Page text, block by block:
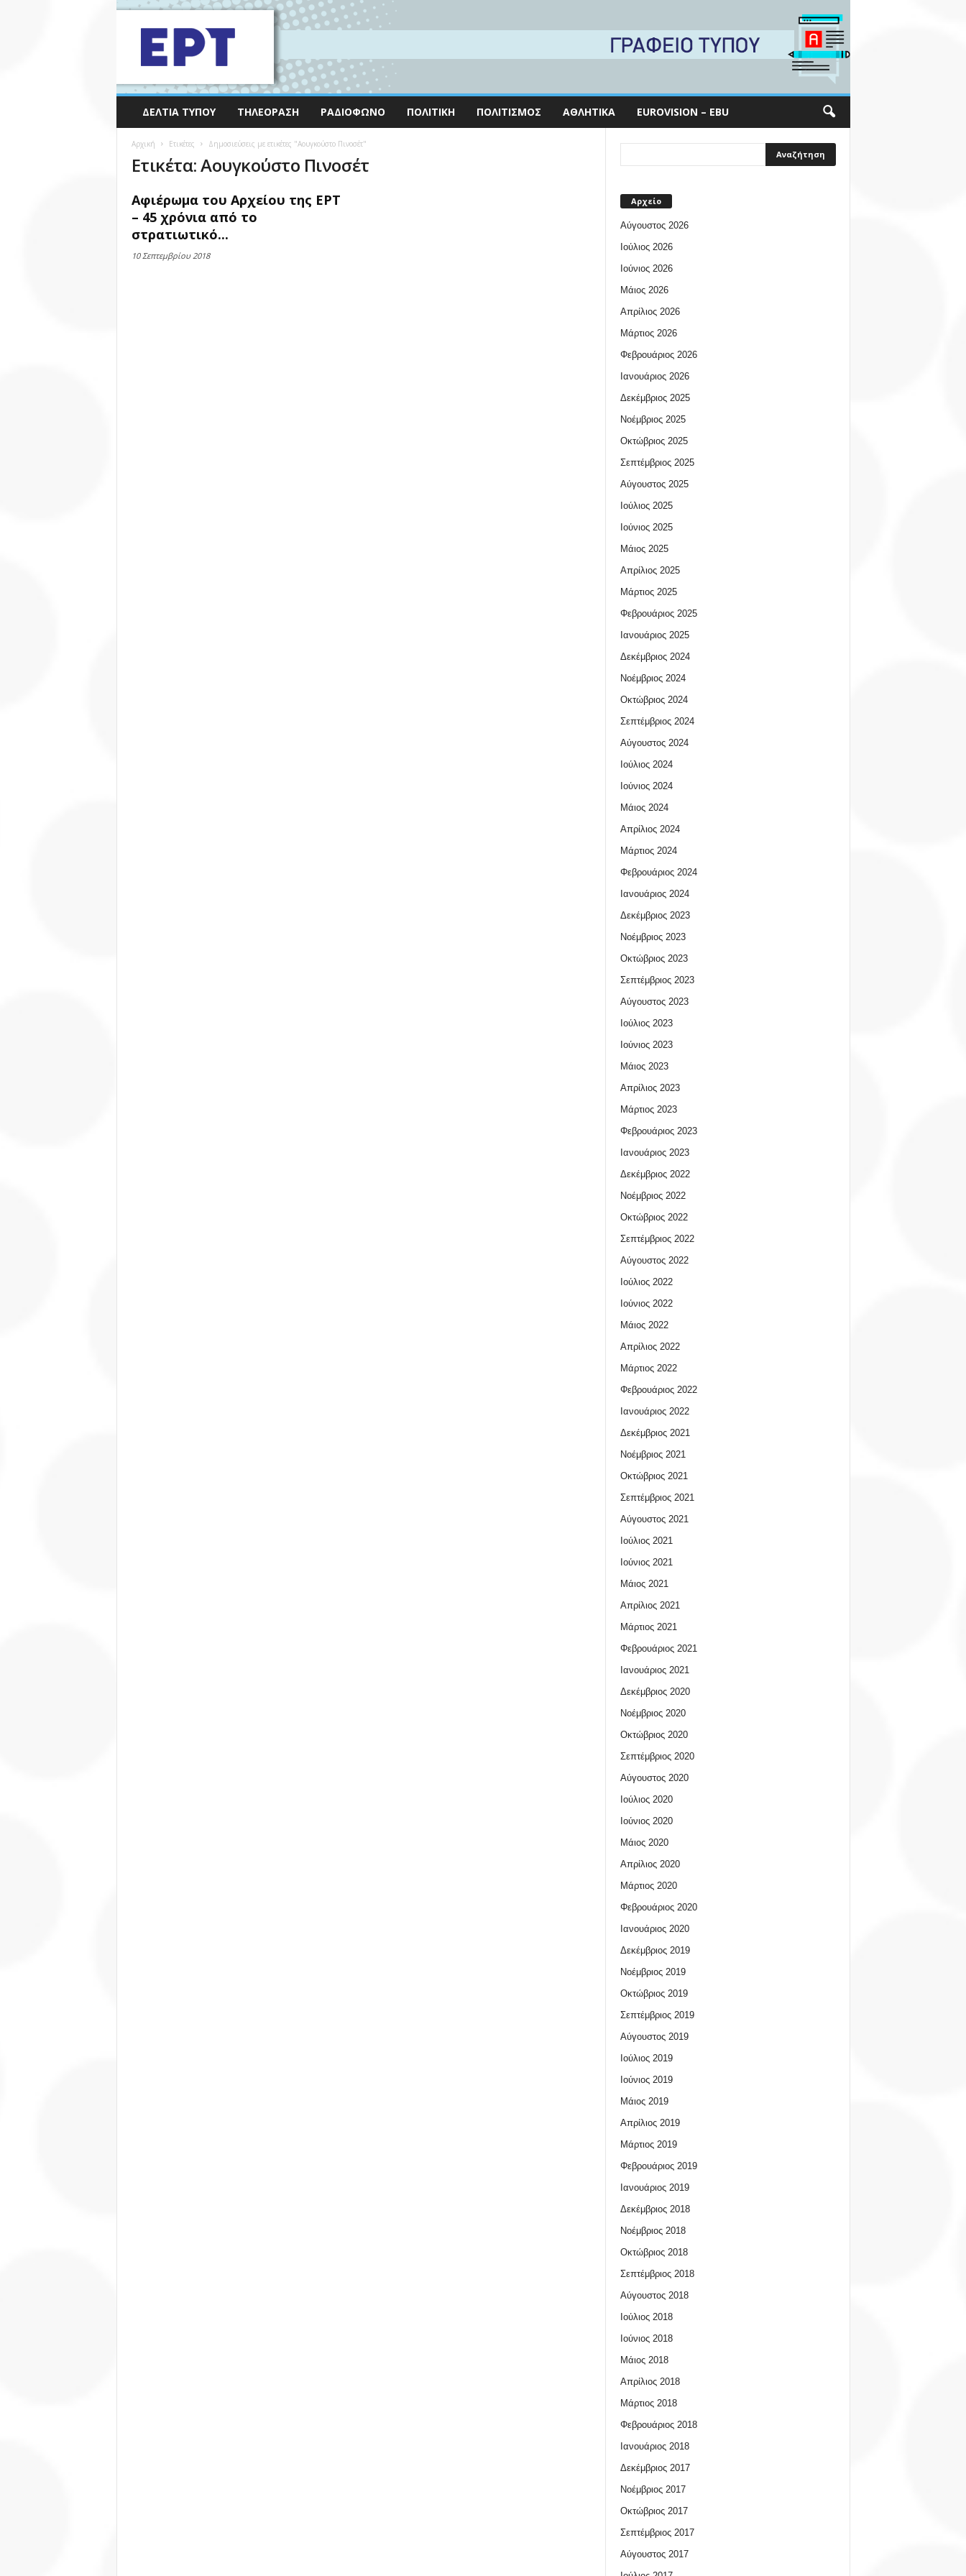
ΔΕΛΤΊΑ ΤΎΠΟΥ ΤΗΛΕΌΡΑΣΗ ΡΑΔΙΌΦΩΝΟ ΠΟΛΙΤΙΚΉ ΠΟΛΙΤΙΣΜΌΣ ΑΘΛΗΤΙΚΆ EUROVISION – EBU
Αρχική Ετικέτες Δημοσιεύσεις με ετικέτες "Αουγκούστο Πινοσέτ"
Ετικέτα: Αουγκούστο Πινοσέτ
Αφιέρωμα του Αρχείου της ΕΡΤ
– 45 χρόνια από το
στρατιωτικό...
10 Σεπτεμβρίου 2018
Αρχείο
Αύγουστος 2026
Ιούλιος 2026
Ιούνιος 2026
Μάιος 2026
Απρίλιος 2026
Μάρτιος 2026
Φεβρουάριος 2026
Ιανουάριος 2026
Δεκέμβριος 2025
Νοέμβριος 2025
Οκτώβριος 2025
Σεπτέμβριος 2025
Αύγουστος 2025
Ιούλιος 2025
Ιούνιος 2025
Μάιος 2025
Απρίλιος 2025
Μάρτιος 2025
Φεβρουάριος 2025
Ιανουάριος 2025
Δεκέμβριος 2024
Νοέμβριος 2024
Οκτώβριος 2024
Σεπτέμβριος 2024
Αύγουστος 2024
Ιούλιος 2024
Ιούνιος 2024
Μάιος 2024
Απρίλιος 2024
Μάρτιος 2024
Φεβρουάριος 2024
Ιανουάριος 2024
Δεκέμβριος 2023
Νοέμβριος 2023
Οκτώβριος 2023
Σεπτέμβριος 2023
Αύγουστος 2023
Ιούλιος 2023
Ιούνιος 2023
Μάιος 2023
Απρίλιος 2023
Μάρτιος 2023
Φεβρουάριος 2023
Ιανουάριος 2023
Δεκέμβριος 2022
Νοέμβριος 2022
Οκτώβριος 2022
Σεπτέμβριος 2022
Αύγουστος 2022
Ιούλιος 2022
Ιούνιος 2022
Μάιος 2022
Απρίλιος 2022
Μάρτιος 2022
Φεβρουάριος 2022
Ιανουάριος 2022
Δεκέμβριος 2021
Νοέμβριος 2021
Οκτώβριος 2021
Σεπτέμβριος 2021
Αύγουστος 2021
Ιούλιος 2021
Ιούνιος 2021
Μάιος 2021
Απρίλιος 2021
Μάρτιος 2021
Φεβρουάριος 2021
Ιανουάριος 2021
Δεκέμβριος 2020
Νοέμβριος 2020
Οκτώβριος 2020
Σεπτέμβριος 2020
Αύγουστος 2020
Ιούλιος 2020
Ιούνιος 2020
Μάιος 2020
Απρίλιος 2020
Μάρτιος 2020
Φεβρουάριος 2020
Ιανουάριος 2020
Δεκέμβριος 2019
Νοέμβριος 2019
Οκτώβριος 2019
Σεπτέμβριος 2019
Αύγουστος 2019
Ιούλιος 2019
Ιούνιος 2019
Μάιος 2019
Απρίλιος 2019
Μάρτιος 2019
Φεβρουάριος 2019
Ιανουάριος 2019
Δεκέμβριος 2018
Νοέμβριος 2018
Οκτώβριος 2018
Σεπτέμβριος 2018
Αύγουστος 2018
Ιούλιος 2018
Ιούνιος 2018
Μάιος 2018
Απρίλιος 2018
Μάρτιος 2018
Φεβρουάριος 2018
Ιανουάριος 2018
Δεκέμβριος 2017
Νοέμβριος 2017
Οκτώβριος 2017
Σεπτέμβριος 2017
Αύγουστος 2017